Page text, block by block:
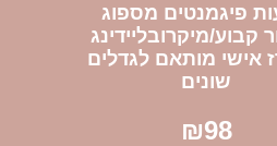
פיגמנטים מספוג
קבוע/מיקרובליידינג
אישי מותאם לגדלים
שונים
₪98